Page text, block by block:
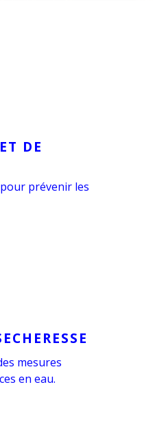
DE
prévenir les
mesures
en eau.